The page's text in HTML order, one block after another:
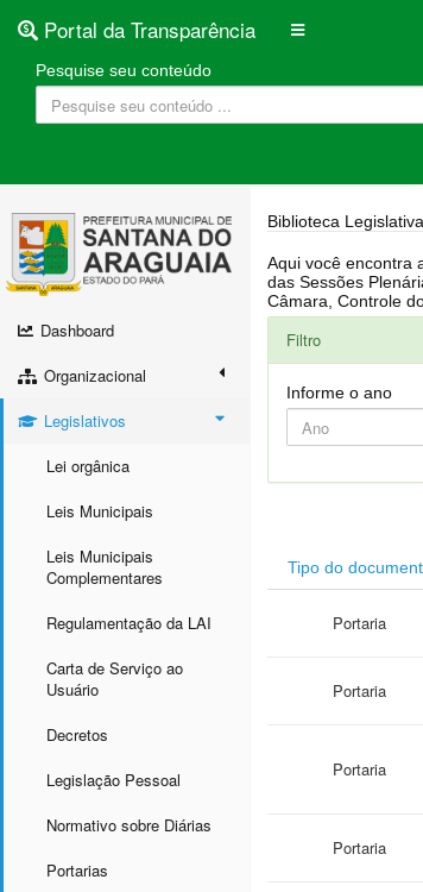
Portal da Transparência
Pesquise seu conteúdo
Dashboard
Organizacional
Legislativos
Lei orgânica
Leis Municipais
Leis Municipais
Complementares
Regulamentação da LAI
Carta de Serviço ao
Usuário
Decretos
Legislação Pessoal
Normativo sobre Diárias
Portarias
Biblioteca Legislativa
Aqui você encontra as Leis Ordinárias, Leis Complementares, Portarias,
das Sessões Plenárias, Regulamentação da LAI, Atos de Julgamento do Governo, Agenda Externa do presidente, Relatório do Controle Interno, Projetos em tramitação na
Filtro
Informe o ano
Tipo do
Portaria
Portaria
Portaria
Portaria